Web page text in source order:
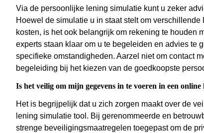
Via de persoonlijke lening simulatie kunt u zeker
Hoewel de simulatie u in staat stelt om
kosten, is het ook belangrijk om rekening te houden
experts staan klaar om u te begeleiden en advies te
specifieke omstandigheden. Aarzel niet om contact
begeleiding bij het kiezen van de goedkoopste
Is het veilig om mijn gegevens in te voeren in een
Het is begrijpelijk dat u zich zorgen maakt over de
lening simulatie tool. Bij gerenommeerde en
strenge beveiligingsmaatregelen toegepast om de